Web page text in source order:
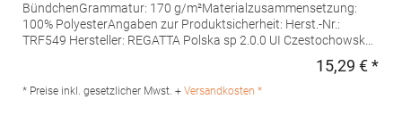
BündchenGrammatur: 170 g/m²Materialzusammensetzung:
100% PolyesterAngaben zur Produktsicherheit: Herst.-Nr.:
TRF549 Hersteller: REGATTA Polska sp 2.0.0 UI Czestochowska
15,29 € *
* Preise inkl. gesetzlicher Mwst. + Versandkosten *